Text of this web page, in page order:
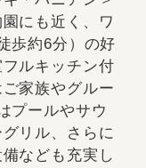
にも近く、ワ
歩約6分）の好
ルキッチン付
家族やグルー
プールやサウ
リル、さらに
なども充実し